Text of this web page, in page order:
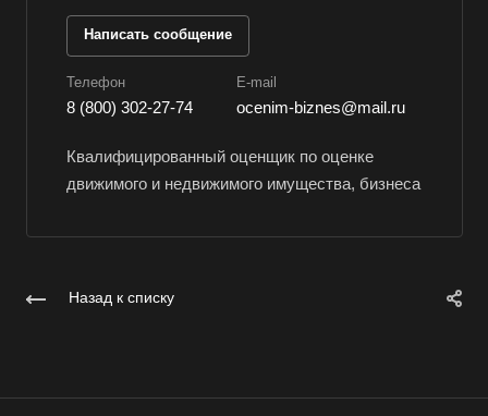
Написать сообщение
Телефон
8 (800) 302-27-74
E-mail
ocenim-biznes@mail.ru
Квалифицированный оценщик по оценке
движимого и недвижимого имущества, бизнеса
Назад к списку
Вольск
Воркута
Воронеж
Воскресенск